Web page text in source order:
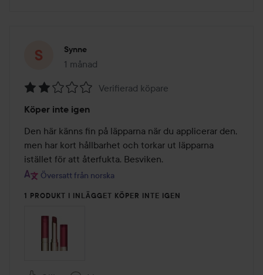
Synne
1 månad
Inlägget skapades 1 månad
2
av
5
Verifierad köpare
Köper inte igen
Den här känns fin på läpparna när du applicerar den,
men har kort hållbarhet och torkar ut läpparna
istället för att återfukta. Besviken.
Översatt från norska
1 PRODUKT I INLÄGGET KÖPER INTE IGEN